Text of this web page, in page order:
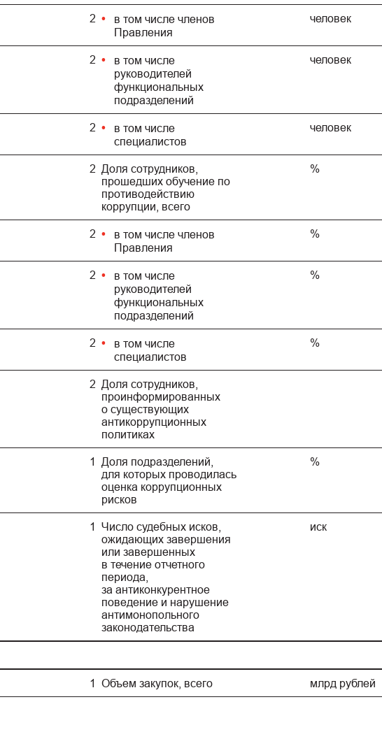
2
в том числе членов
Правления
человек
2
в том числе
руководителей
функциональных
подразделений
человек
2
в том числе
специалистов
человек
2 Доля сотрудников,
прошедших обучение по
противодействию
коррупции, всего
%
2
в том числе членов
Правления
%
2
в том числе
руководителей
функциональных
подразделений
%
2
в том числе
специалистов
%
2 Доля сотрудников,
проинформированных
о существующих
антикоррупционных
политиках
1
Доля подразделений,
для которых проводилась
оценка коррупционных
рисков
%
1
Число судебных исков,
ожидающих завершения
или завершенных
в течение отчетного
периода,
за антиконкурентное
поведение и нарушение
антимонопольного
законодательства
иск
1 Объем закупок, всего млрд рублей